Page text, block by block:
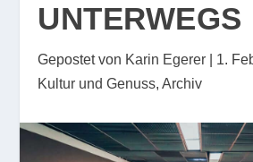
UNTERWEGS
Gepostet von Karin Egerer 1.
Kultur und Genuss,Archiv